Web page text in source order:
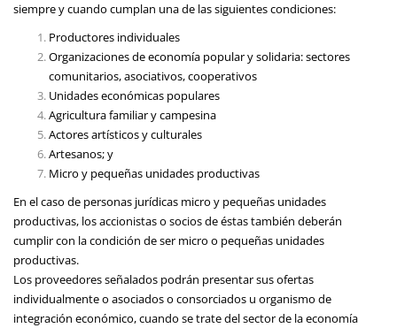
siempre y cuando cumplan una de las siguientes condiciones:
Productores individuales
Organizaciones de economía popular y solidaria: sectores
comunitarios, asociativos, cooperativos
Unidades económicas populares
Agricultura familiar y campesina
Actores artísticos y culturales
Artesanos; y
Micro y pequeñas unidades productivas
En el caso de personas jurídicas micro y pequeñas unidades
productivas, los accionistas o socios de éstas también deberán
cumplir con la condición de ser micro o pequeñas unidades
productivas.
Los proveedores señalados podrán presentar sus ofertas
individualmente o asociados o consorciados u organismo de
integración económico, cuando se trate del sector de la economía